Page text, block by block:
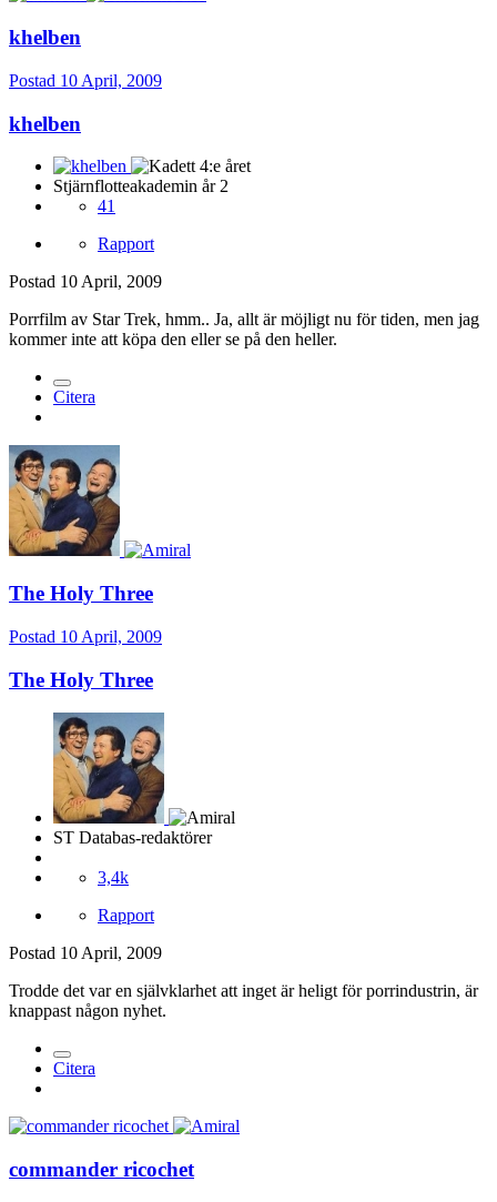
khelben
Postad 10 April, 2009
khelben
Stjärnflotteakademin år 2
41
Rapport
Postad 10 April, 2009
Porrfilm av Star Trek, hmm.. Ja, allt är möjligt nu för tiden, men jag
kommer inte att köpa den eller se på den heller.
Citera
The Holy Three
Postad 10 April, 2009
The Holy Three
ST Databas-redaktörer
3,4k
Rapport
Postad 10 April, 2009
Trodde det var en självklarhet att inget är heligt för porrindustrin, är
knappast någon nyhet.
Citera
commander ricochet